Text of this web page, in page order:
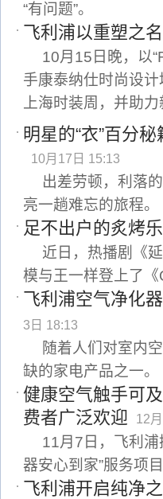
“有问题”。
飞利浦以重塑之
10月15日晚，以
手康泰纳仕时尚设
上海时装周，并助
明星的“衣”百分
10月17日 15:13
出差劳顿，利落
亮一趟难忘的旅程。
足不出户的炙烤
近日，热播剧《
模与王一样登上了《
飞利浦空气净化
3日 18:13
随着人们对室内
缺的家电产品之一。
健康空气触手可
费者广泛欢迎
12
11月7日，飞利
器安心到家”服务项
飞利浦开启纯净